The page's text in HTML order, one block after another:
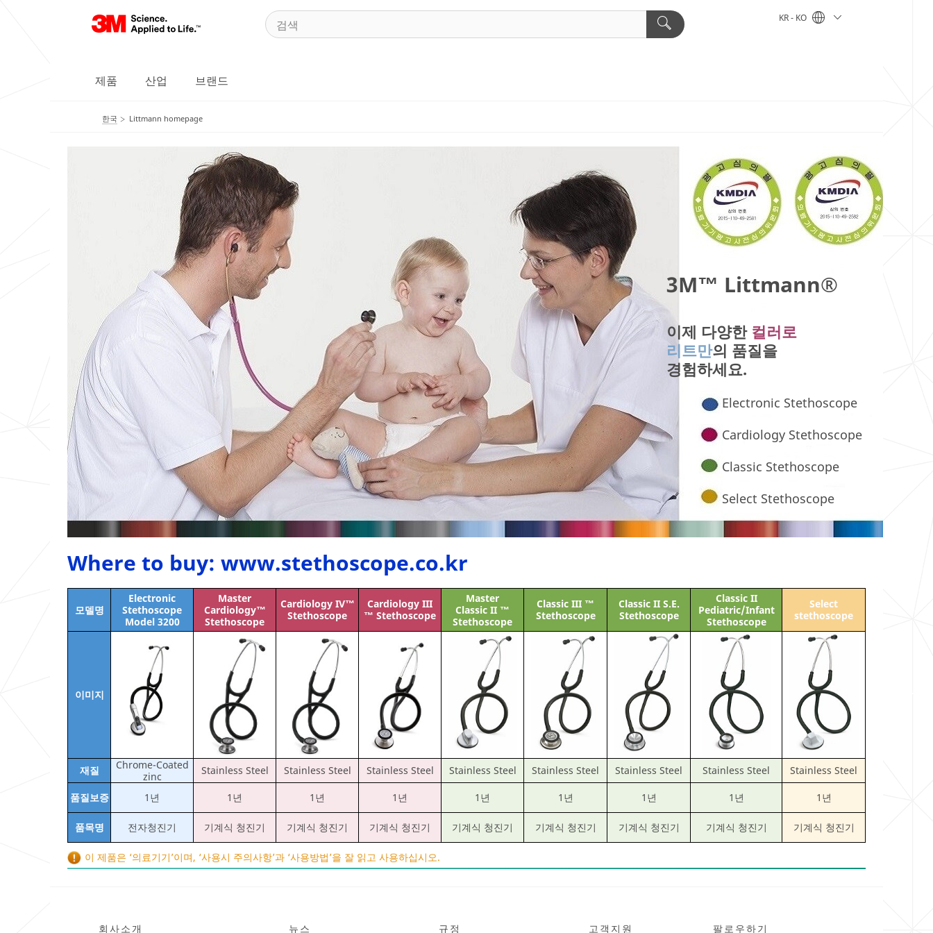
KR - KO
제품 산업 브랜드
한국 Littmann homepage
3M™ Littmann®
이제 다양한 컬러로
리트만의 품질을
경험하세요.
Electronic Stethoscope
Cardiology Stethoscope
Classic Stethoscope
Select Stethoscope
Where to buy: www.stethoscope.co.kr
모델명
Electronic
Stethoscope
Model 3200
Master
Cardiology™
Stethoscope
Cardiology IV™
Stethoscope
Cardiology III
™ Stethoscope
Master
Classic II ™
Stethoscope
Classic III ™
Stethoscope
Classic II S.E.
Stethoscope
Classic II
Pediatric/Infant
Stethoscope
Select
stethoscope
이미지
재질
Chrome-Coated
zinc
Stainless Steel Stainless Steel Stainless Steel Stainless Steel Stainless Steel Stainless Steel Stainless Steel Stainless Steel
품질보증 1년 1년 1년 1년 1년 1년 1년 1년 1년
품목명 전자청진기 기계식 청진기 기계식 청진기 기계식 청진기 기계식 청진기 기계식 청진기 기계식 청진기 기계식 청진기 기계식 청진기
이 제품은 ‘의료기기’이며, ‘사용시 주의사항’과 ‘사용방법’을 잘 읽고 사용하십시오.
회사소개 뉴스 규정 고객지원 팔로우하기